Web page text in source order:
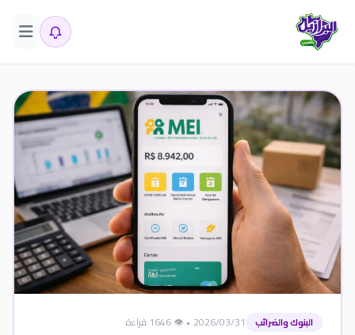
البنوك والضرائب 2026/03/31
• 👁️ 1646 قراءة